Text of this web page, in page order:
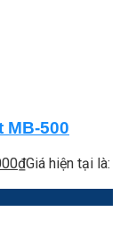
MB-500
₫Giá hiện tại là: